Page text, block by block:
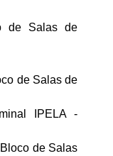
de Salas de
de Salas de
IPELA -
de Salas